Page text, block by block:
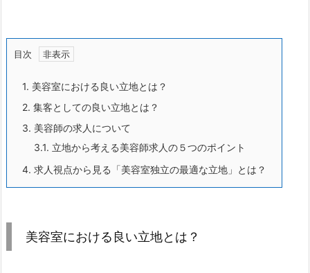
目次
1. 美容室における良い立地とは？
2. 集客としての良い立地とは？
3. 美容師の求人について
3.1. 立地から考える美容師求人の５つのポイント
4. 求人視点から見る「美容室独立の最適な立地」とは？
美容室における良い立地とは？